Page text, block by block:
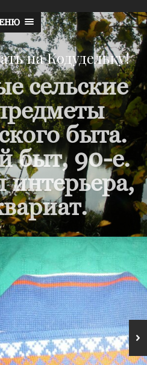
на Кодудельку!
сельские
быта.
быт, 90-е.